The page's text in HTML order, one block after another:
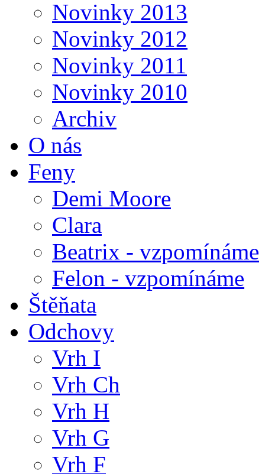
Novinky 2013
Novinky 2012
Novinky 2011
Novinky 2010
Archiv
O nás
Feny
Demi Moore
Clara
Beatrix - vzpomínáme
Felon - vzpomínáme
Štěňata
Odchovy
Vrh I
Vrh Ch
Vrh H
Vrh G
Vrh F